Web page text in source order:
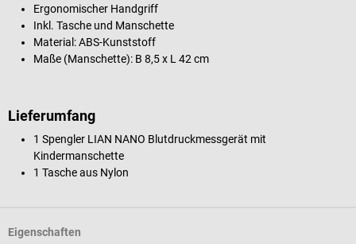
Ergonomischer Handgriff
Inkl. Tasche und Manschette
Material: ABS-Kunststoff
Maße (Manschette): B 8,5 x L 42 cm
Lieferumfang
1 Spengler LIAN NANO Blutdruckmessgerät mit
Kindermanschette
1 Tasche aus Nylon
Eigenschaften